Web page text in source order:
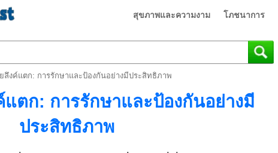
สุขภาพและความงาม โภชนาการ
ลึงค์แตก: การรักษาและป้องกันอย่างมีประสิทธิภาพ
ตก: การรักษาและป้องกันอย่างมี
ประสิทธิภาพ